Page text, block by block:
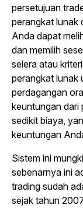
persetujuan
perangkat lunak
Anda dapat
dan memilih
selera atau
perangkat lunak
perdagangan
keuntungan dari
sedikit biaya,
keuntungan
Sistem ini
sebenarnya ini
trading sudah
sejak tahun